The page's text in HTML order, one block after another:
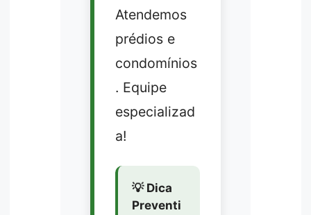
Atendemos
prédios e
condomínios
. Equipe
especializad
a!
💡 Dica
Preventi